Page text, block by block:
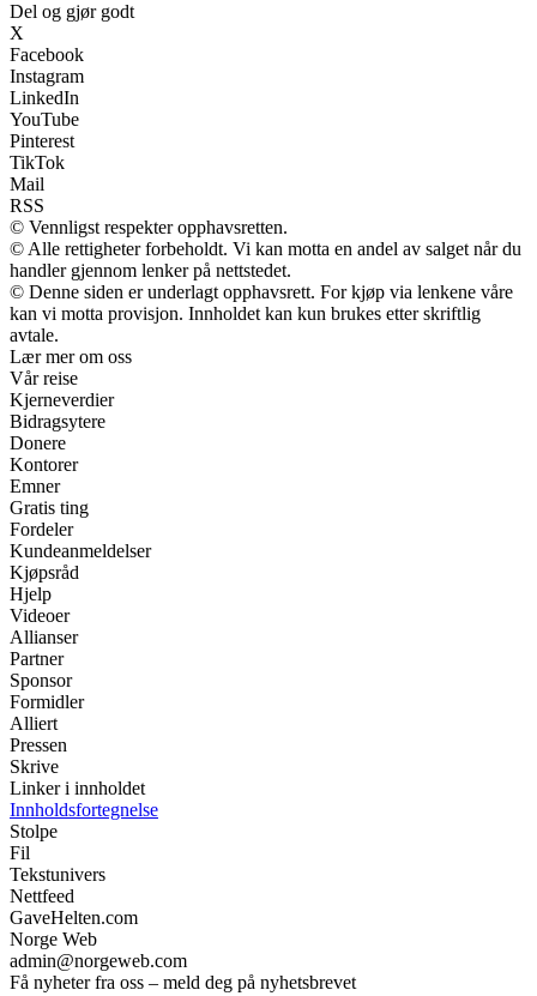
Del og gjør godt
X
Facebook
Instagram
LinkedIn
YouTube
Pinterest
TikTok
Mail
RSS
© Vennligst respekter opphavsretten.
© Alle rettigheter forbeholdt. Vi kan motta en andel av salget når du
handler gjennom lenker på nettstedet.
© Denne siden er underlagt opphavsrett. For kjøp via lenkene våre
kan vi motta provisjon. Innholdet kan kun brukes etter skriftlig
avtale.
Lær mer om oss
Vår reise
Kjerneverdier
Bidragsytere
Donere
Kontorer
Emner
Gratis ting
Fordeler
Kundeanmeldelser
Kjøpsråd
Hjelp
Videoer
Allianser
Partner
Sponsor
Formidler
Alliert
Pressen
Skrive
Linker i innholdet
Innholdsfortegnelse
Stolpe
Fil
Tekstunivers
Nettfeed
GaveHelten.com
Norge Web
admin@norgeweb.com
Få nyheter fra oss – meld deg på nyhetsbrevet